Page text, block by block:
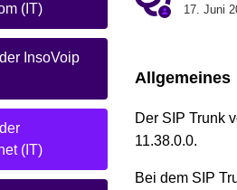
(IT)
InsoVoip
(IT)
17. Juni
Allgemeines
Der SIP Trunk
11.38.0.0.
Bei dem SIP